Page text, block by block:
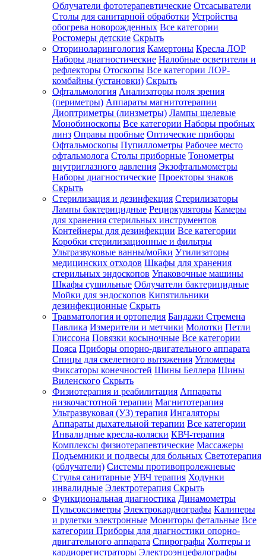
Облучатели фототерапевтические Отсасыватели
Столы для санитарной обработки Устройства
обогрева новорожденных Все категории
Ростомеры детские Скрыть
Оториноларингология Камертоны Кресла ЛОР
Наборы диагностические Налобные осветители и
рефлекторы Отоскопы Все категории ЛОР-
комбайны (установки) Скрыть
Офтальмология Анализаторы поля зрения
(периметры) Аппараты магнитотерапии
Диоптриметры (линзметры) Лампы щелевые
Монобиноскопы Все категории Наборы пробных
линз Оправы пробные Оптические приборы
Офтальмоскопы Пупиллометры Рабочее место
офтальмолога Столы приборные Тонометры
внутриглазного давления Экзофтальмометры
Наборы диагностические Проекторы знаков
Скрыть
Стерилизация и дезинфекция Стерилизаторы
Лампы бактерицидные Рециркуляторы Камеры
для хранения стерильных инструментов
Контейнеры для дезинфекции Все категории
Коробки стерилизационные и фильтры
Ультразвуковые ванны/мойки Утилизаторы
медицинских отходов Шкафы для хранения
стерильных эндоскопов Упаковочные машины
Шкафы сушильные Облучатели бактерицидные
Мойки для эндоскопов Кипятильники
дезинфекционные Скрыть
Травматология и ортопедия Бандажи Стремена
Павлика Измерители и метчики Молотки Петли
Глиссона Повязки косыночные Все категории
Пояса Приборы опорно-двигательного аппарата
Спицы для скелетного вытяжения Угломеры
Фиксаторы конечностей Шины Беллера Шины
Виленского Скрыть
Физиотерапия и реабилитация Аппараты
низкочастотной терапии Магнитотерапия
Ультразвуковая (УЗ) терапия Ингаляторы
Аппараты дыхательной терапии Все категории
Инвалидные кресла-коляски КВЧ-терапия
Комплексы физиотерапевтические Массажеры
Подъемники и подвесы для больных Светотерапия
(облучатели) Системы противопролежневые
Стулья санитарные УВЧ терапия Ходунки
инвалидные Электротерапия Скрыть
Функциональная диагностика Динамометры
Пульсоксиметры Электрокардиографы Калиперы
и рулетки электронные Мониторы фетальные Все
категории Приборы для диагностики опорно-
двигательного аппарата Спирографы Холтеры и
кардиорегистраторы Электроэнцефалографы